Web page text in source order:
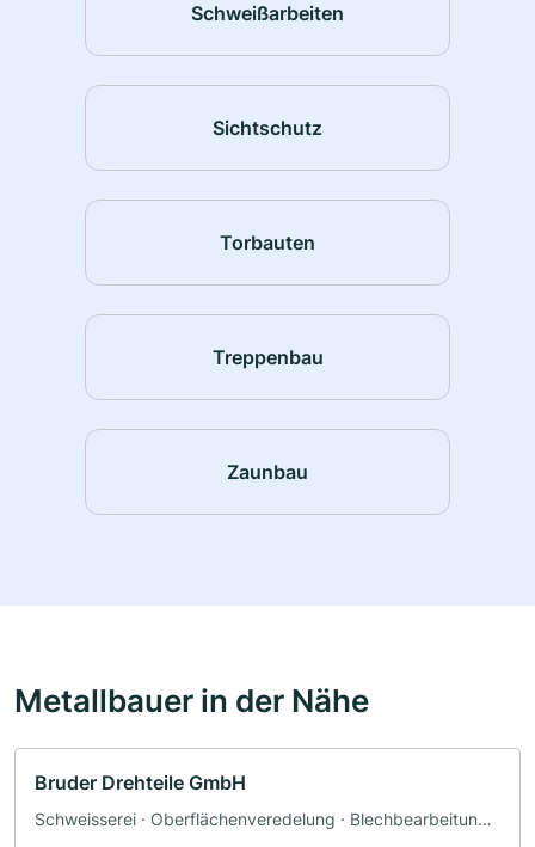
Schweißarbeiten
Sichtschutz
Torbauten
Treppenbau
Zaunbau
Metallbauer in der Nähe
Bruder Drehteile GmbH
Schweisserei · Oberflächenveredelung · Blechbearbeitung ·